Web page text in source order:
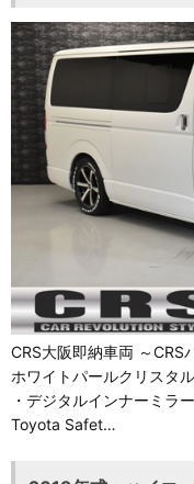
CRS大阪即納車両 ～CRS
ホワイトパールクリスタ
・デジタルインナーミラ
Toyota Safet…